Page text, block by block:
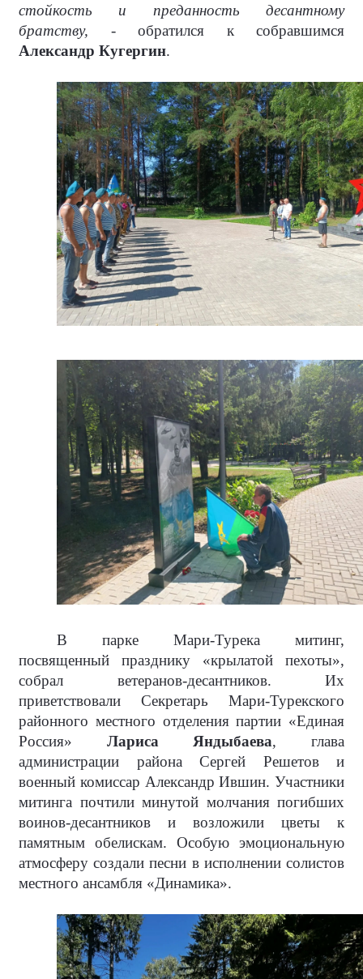
стойкость и преданность десантному
братству, -обратился к собравшимся
Александр Кугергин.
В парке Мари-Турека митинг,
посвященный празднику «крылатой пехоты»,
собрал ветеранов-десантников. Их
приветствовали Секретарь Мари-Турекского
районного местного отделения партии «Единая
Россия» Лариса Яндыбаева, глава
администрации района Сергей Решетов и
военный комиссар Александр Ившин. Участники
митинга почтили минутой молчания погибших
воинов-десантников и возложили цветы к
памятным обелискам. Особую эмоциональную
атмосферу создали песни в исполнении солистов
местного ансамбля «Динамика».